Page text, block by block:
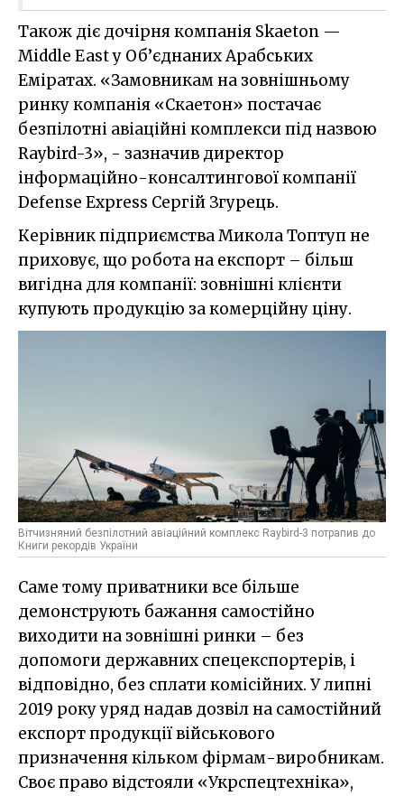
Також діє дочірня компанія Skaeton —
Middle East у Об’єднаних Арабських
Еміратах. «Замовникам на зовнішньому
ринку компанія «Скаетон» постачає
безпілотні авіаційні комплекси під назвою
Raybird-3», - зазначив директор
інформаційно-консалтингової компанії
Defense Express Сергій Згурець.
Керівник підприємства Микола Топтуп не
приховує, що робота на експорт – більш
вигідна для компанії: зовнішні клієнти
купують продукцію за комерційну ціну.
Вітчизняний безпілотний авіаційний комплекс Raybird-3 потрапив до
Книги рекордів України
Саме тому приватники все більше
демонструють бажання самостійно
виходити на зовнішні ринки – без
допомоги державних спецекспортерів, і
відповідно, без сплати комісійних. У липні
2019 року уряд надав дозвіл на самостійний
експорт продукції військового
призначення кільком фірмам-виробникам.
Своє право відстояли «Укрспецтехніка»,